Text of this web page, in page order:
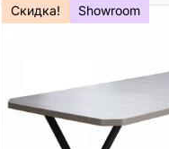
Скидка! Showroom